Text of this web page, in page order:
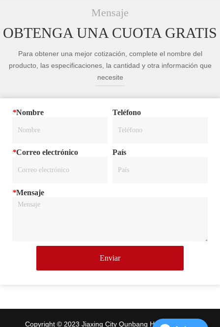
Mensaje
OBTENGA UNA CUOTA GRATIS
Para obtener una mejor cotización, complete el nombre del
producto, las especificaciones, la cantidad y otra información que
necesite
*Nombre Teléfono
*Correo electrónico País
*Mensaje
Enviar
Copyright © 2023 Jiaxing City Qunbang Hardware Co.,